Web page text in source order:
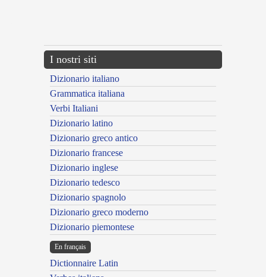
I nostri siti
Dizionario italiano
Grammatica italiana
Verbi Italiani
Dizionario latino
Dizionario greco antico
Dizionario francese
Dizionario inglese
Dizionario tedesco
Dizionario spagnolo
Dizionario greco moderno
Dizionario piemontese
En français
Dictionnaire Latin